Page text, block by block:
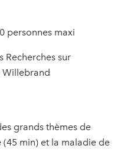
personnes maxi
Recherches sur
Willebrand
grands thèmes de
(45 min) et la maladie de